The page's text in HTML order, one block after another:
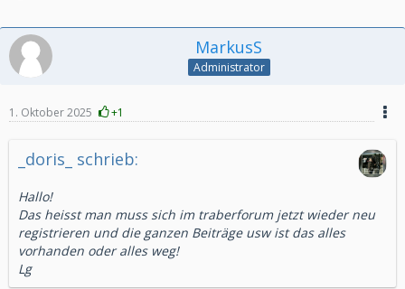
MarkusS
Administrator
1. Oktober 2025 +1
_doris_ schrieb:
Hallo!
Das heisst man muss sich im traberforum jetzt wieder neu
registrieren und die ganzen Beiträge usw ist das alles
vorhanden oder alles weg!
Lg